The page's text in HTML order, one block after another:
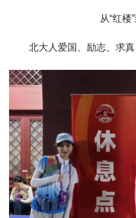
从“红楼
北大人爱国、励志、求